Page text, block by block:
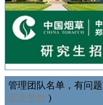
管理团队名单，有问
我要赞助 )